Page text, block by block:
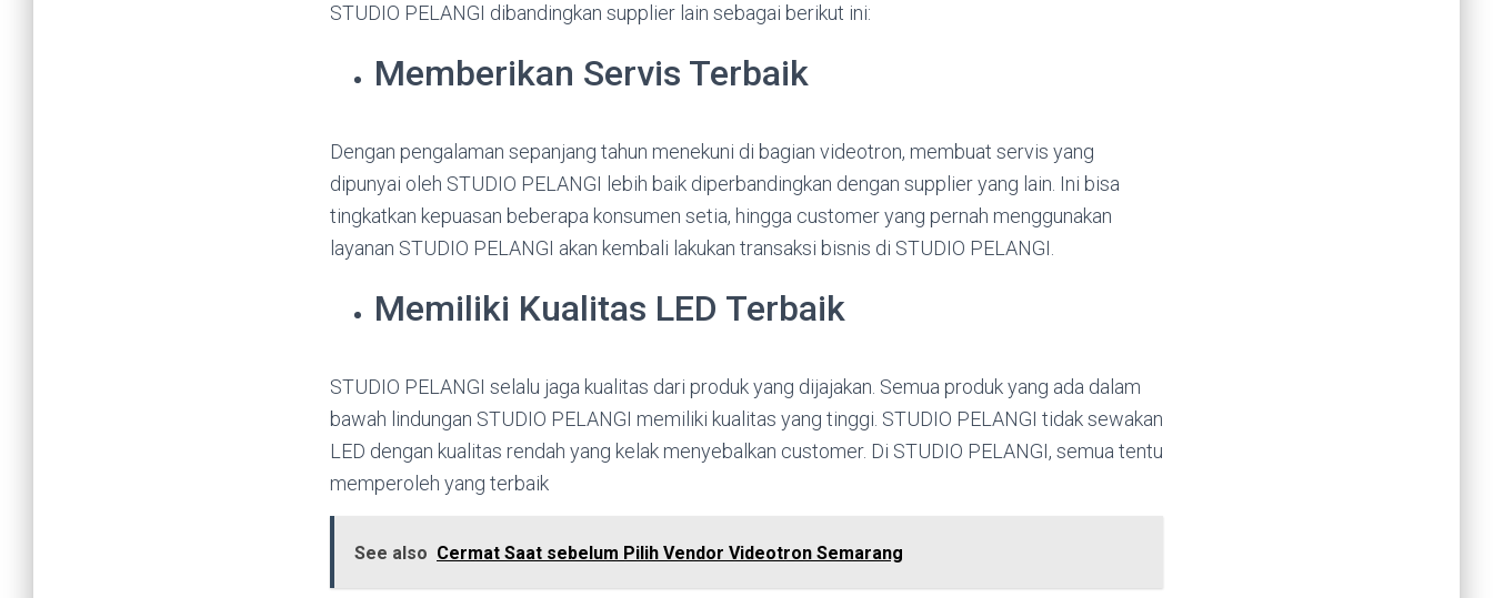
STUDIO PELANGI dibandingkan supplier lain sebagai berikut ini:
Memberikan Servis Terbaik
Dengan pengalaman sepanjang tahun menekuni di bagian videotron, membuat servis yang
dipunyai oleh STUDIO PELANGI lebih baik diperbandingkan dengan supplier yang lain. Ini bisa
tingkatkan kepuasan beberapa konsumen setia, hingga customer yang pernah menggunakan
layanan STUDIO PELANGI akan kembali lakukan transaksi bisnis di STUDIO PELANGI.
Memiliki Kualitas LED Terbaik
STUDIO PELANGI selalu jaga kualitas dari produk yang dijajakan. Semua produk yang ada dalam
bawah lindungan STUDIO PELANGI memiliki kualitas yang tinggi. STUDIO PELANGI tidak sewakan
LED dengan kualitas rendah yang kelak menyebalkan customer. Di STUDIO PELANGI, semua tentu
memperoleh yang terbaik
See also Cermat Saat sebelum Pilih Vendor Videotron Semarang